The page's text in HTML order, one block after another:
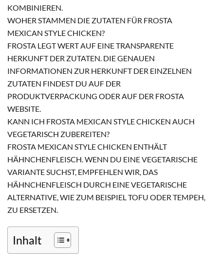
KOMBINIEREN.
WOHER STAMMEN DIE ZUTATEN FÜR FROSTA
MEXICAN STYLE CHICKEN?
FROSTA LEGT WERT AUF EINE TRANSPARENTE
HERKUNFT DER ZUTATEN. DIE GENAUEN
INFORMATIONEN ZUR HERKUNFT DER EINZELNEN
ZUTATEN FINDEST DU AUF DER
PRODUKTVERPACKUNG ODER AUF DER FROSTA
WEBSITE.
KANN ICH FROSTA MEXICAN STYLE CHICKEN AUCH
VEGETARISCH ZUBEREITEN?
FROSTA MEXICAN STYLE CHICKEN ENTHÄLT
HÄHNCHENFLEISCH. WENN DU EINE VEGETARISCHE
VARIANTE SUCHST, EMPFEHLEN WIR, DAS
HÄHNCHENFLEISCH DURCH EINE VEGETARISCHE
ALTERNATIVE, WIE ZUM BEISPIEL TOFU ODER TEMPEH,
ZU ERSETZEN.
Inhalt